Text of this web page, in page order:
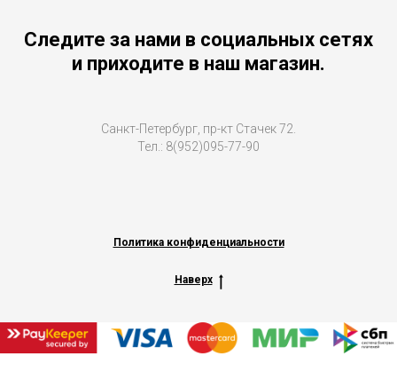
Следите за нами в социальных сетях
и приходите в наш магазин.
Санкт-Петербург, пр-кт Стачек 72.
Тел.: 8(952)095-77-90
Политика конфиденциальности
Наверх